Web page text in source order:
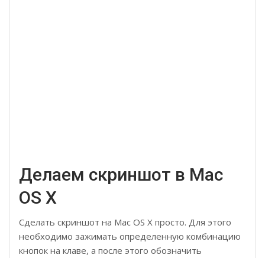
Делаем скриншот в Mac
OS X
Сделать скриншот на Mac OS X просто. Для этого
необходимо зажимать определенную комбинацию
кнопок на клаве, а после этого обозначить